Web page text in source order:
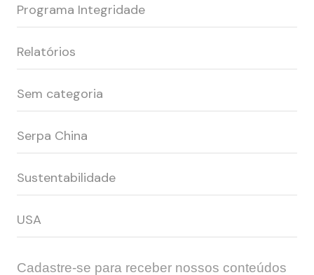
Programa Integridade
Relatórios
Sem categoria
Serpa China
Sustentabilidade
USA
Cadastre-se para receber nossos conteúdos